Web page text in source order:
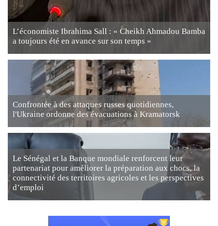
L’économiste Ibrahima Sall : « Cheikh Ahmadou Bamba
a toujours été en avance sur son temps »
Confrontée à des attaques russes quotidiennes,
l'Ukraine ordonne des évacuations à Kramatorsk
Le Sénégal et la Banque mondiale renforcent leur
partenariat pour améliorer la préparation aux chocs, la
connectivité des territoires agricoles et les perspectives
d’emploi